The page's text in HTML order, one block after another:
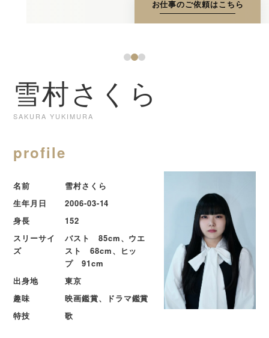
お仕事のご依頼はこちら
1 2 3
雪村さくら
SAKURA YUKIMURA
profile
名前
雪村さくら
生年月日
2006-03-14
身長
152
スリーサイ
ズ
バスト 85cm、ウエ
スト 68cm、ヒッ
プ 91cm
出身地
東京
趣味
映画鑑賞、ドラマ鑑賞
特技
歌